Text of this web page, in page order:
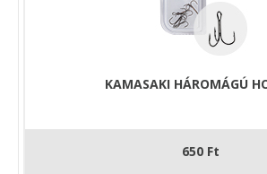
KAMASAKI HÁROMÁGÚ
650 Ft